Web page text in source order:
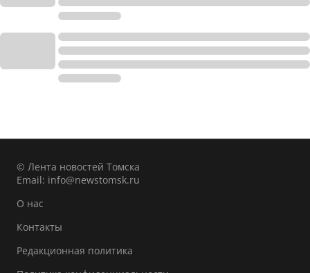
© Лента новостей Томска
Email: info@newstomsk.ru
О нас
Контакты
Редакционная политика